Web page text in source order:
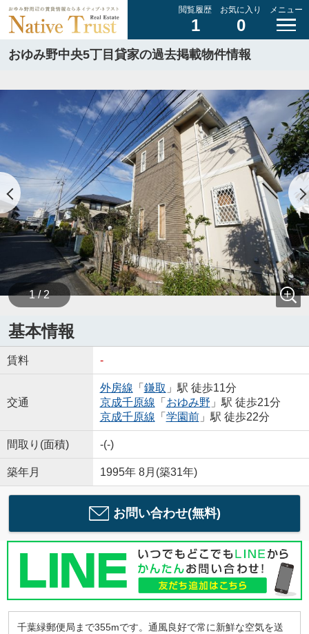
閲覧履歴
1
お気に入り
0
メニュー
おゆみ野中央5丁目貸家の過去掲載物件情報
1 / 2
基本情報
賃料 -
交通
外房線 「 鎌取 」駅 徒歩11分
京成千原線 「 おゆみ野 」駅 徒歩21分
京成千原線 「 学園前」駅 徒歩22分
間取り(面積) -(-)
築年月 1995年 8月(築31年)
お問い合わせ(無料)
千葉緑郵便局まで355mです。通風良好で常に新鮮な空気を送